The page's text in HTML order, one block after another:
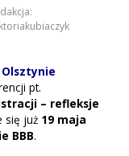
pt.
– refleksje
się już 19 maja
BBB.